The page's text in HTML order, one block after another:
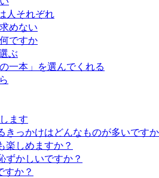
人それぞれ
めない
ですか
ぶ
一本」を選んでくれる
ます
きっかけはどんなものが多いです
楽しめますか？
ずかしいですか？
すか？